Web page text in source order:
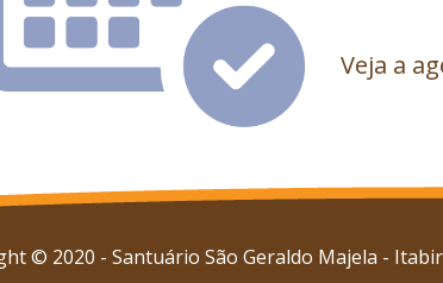
Veja a
© 2020 - Santuário São Geraldo Majela -